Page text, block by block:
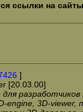
ссылки на
]
[20.03.00]
engine, 3D-viewer,